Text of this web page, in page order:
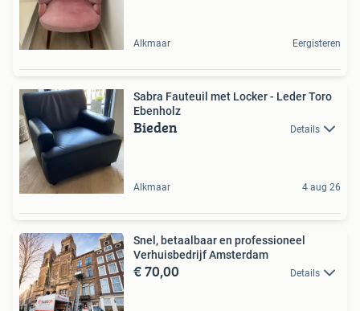
Alkmaar Eergisteren
Sabra Fauteuil met Locker - Leder Toro
Ebenholz
Bieden Details
Alkmaar 4 aug 26
Snel, betaalbaar en professioneel
Verhuisbedrijf Amsterdam
€ 70,00 Details